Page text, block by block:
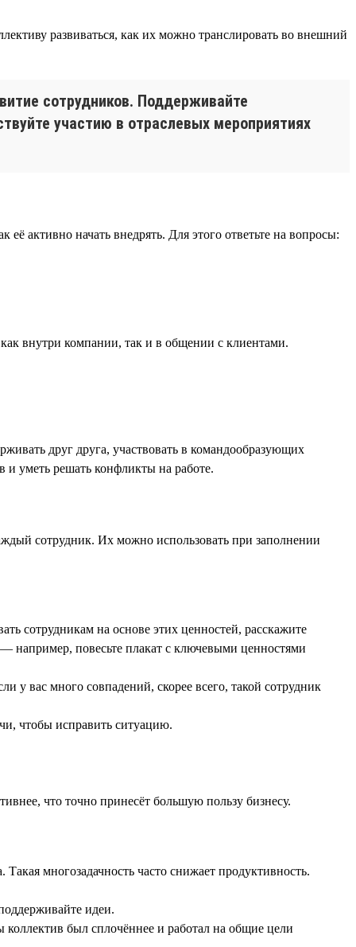
развиваться, как их можно транслировать во внешний
сотрудников. Поддерживайте
участию в отраслевых мероприятиях
активно начать внедрять. Для этого ответьте на вопросы:
внутри компании, так и в общении с клиентами.
друг друга, участвовать в командообразующих
и уметь решать конфликты на работе.
сотрудник. Их можно использовать при заполнении
сотрудникам на основе этих ценностей, расскажите
например, повесьте плакат с ключевыми ценностями
у вас много совпадений, скорее всего, такой сотрудник
чтобы исправить ситуацию.
что точно принесёт большую пользу бизнесу.
многозадачность часто снижает продуктивность.
идеи.
был сплочённее и работал на общие цели